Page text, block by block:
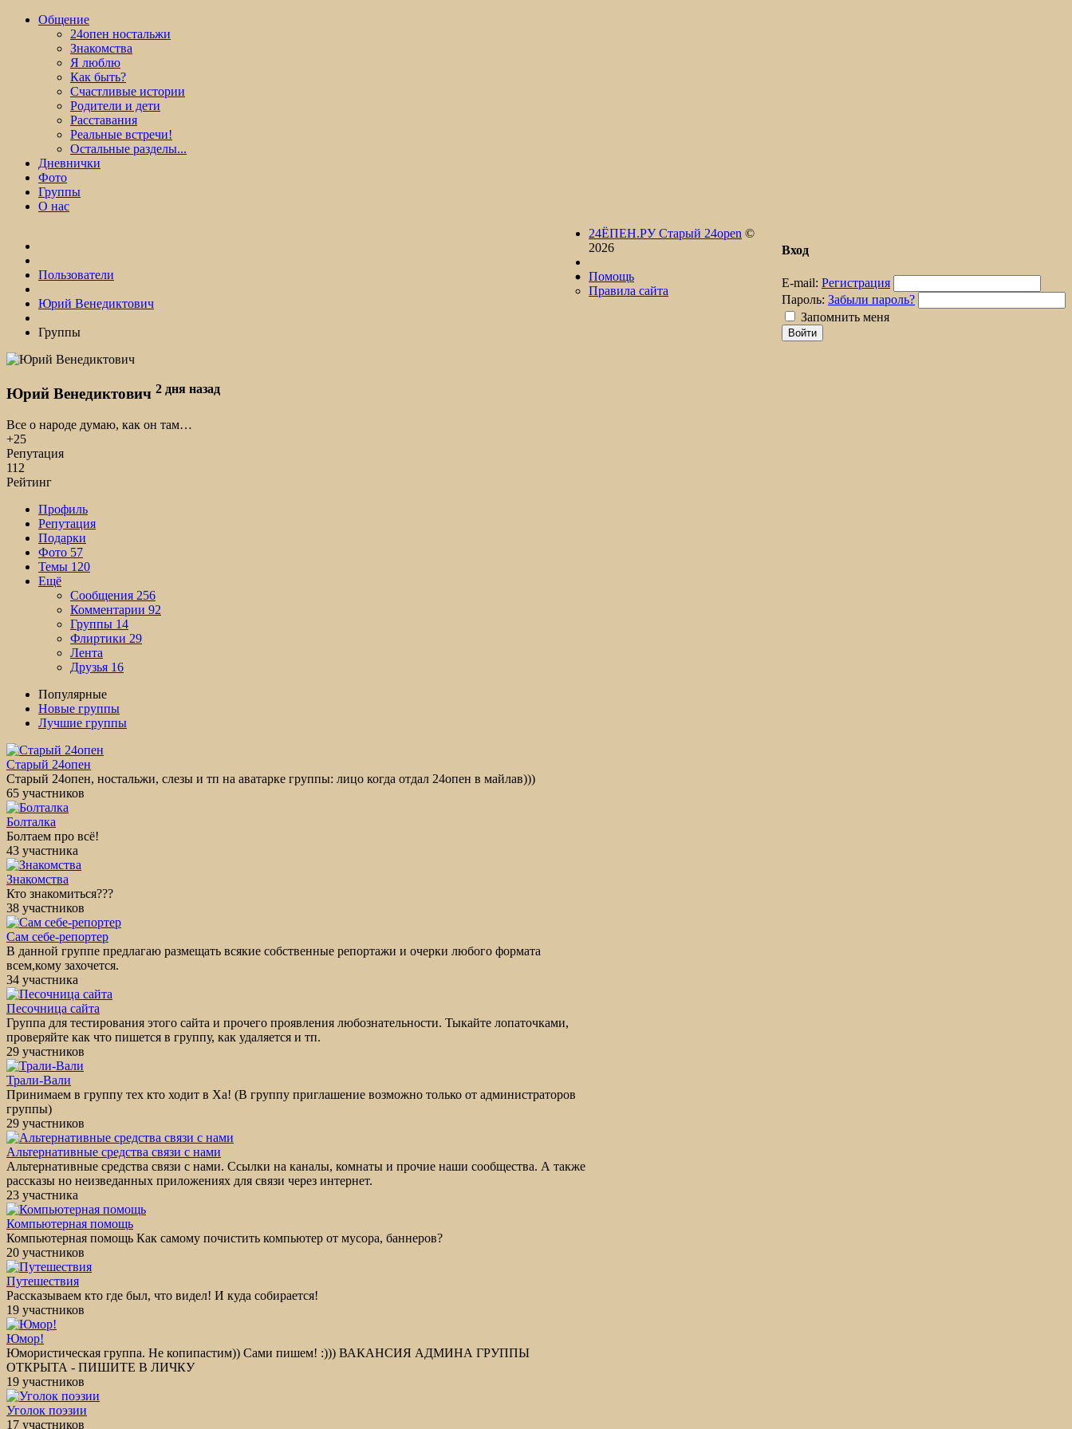
Общение
24опен ностальжи
Знакомства
Я люблю
Как быть?
Счастливые истории
Родители и дети
Расставания
Реальные встречи!
Остальные разделы...
Дневнички
Фото
Группы
О нас
Пользователи
Юрий Венедиктович
Группы
Юрий Венедиктович 2 дня назад
Все о народе думаю, как он там…
+25
Репутация
112
Рейтинг
Профиль
Репутация
Подарки
Фото 57
Темы 120
Ещё
Сообщения 256
Комментарии 92
Группы 14
Флиртики 29
Лента
Друзья 16
Популярные
Новые группы
Лучшие группы
Старый 24опен
Старый 24опен, ностальжи, слезы и тп на аватарке группы: лицо когда отдал 24опен в майлав)))
65 участников
Болталка
Болтаем про всё!
43 участника
Знакомства
Кто знакомиться???
38 участников
Сам себе-репортер
В данной группе предлагаю размещать всякие собственные репортажи и очерки любого формата
всем,кому захочется.
34 участника
Песочница сайта
Группа для тестирования этого сайта и прочего проявления любознательности. Тыкайте лопаточками,
проверяйте как что пишется в группу, как удаляется и тп.
29 участников
Трали-Вали
Принимаем в группу тех кто ходит в Ха! (В группу приглашение возможно только от администраторов
группы)
29 участников
Альтернативные средства связи с нами
Альтернативные средства связи с нами. Ссылки на каналы, комнаты и прочие наши сообщества. А также
рассказы но неизведанных приложениях для связи через интернет.
23 участника
Компьютерная помощь
Компьютерная помощь Как самому почистить компьютер от мусора, баннеров?
20 участников
Путешествия
Рассказываем кто где был, что видел! И куда собирается!
19 участников
Юмор!
Юмористическая группа. Не копипастим)) Сами пишем! :))) ВАКАНСИЯ АДМИНА ГРУППЫ
ОТКРЫТА - ПИШИТЕ В ЛИЧКУ
19 участников
Уголок поэзии
17 участников
Вход
E-mail: Регистрация
Пароль: Забыли пароль?
Запомнить меня
24ЁПЕН.РУ Старый 24open ©
2026
Помощь
Правила сайта